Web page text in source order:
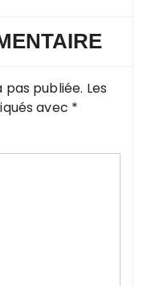
publiée. Les
avec *